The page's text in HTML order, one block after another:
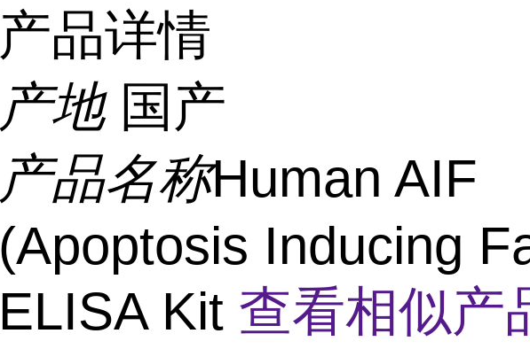
产品详情
产地 国产
产品名称Human AIF
(Apoptosis Inducing
ELISA Kit 查看相似